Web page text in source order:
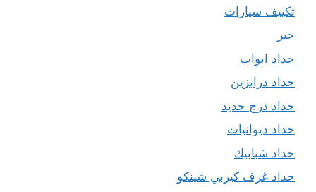
تكييف سيارات
حبر
حداد ابواب
حداد درابزين
حداد درج حديد
حداد ديوانيات
حداد شبابيك
حداد غرف كيربي شينكو